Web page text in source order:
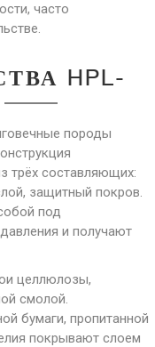
часто
HPL-
породы
трёх составляющих:
защитный покров.
под
и получают
целлюлозы,
смолой.
бумаги, пропитанной
покрывают слоем